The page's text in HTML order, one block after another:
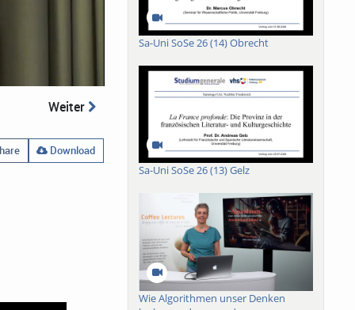
Weiter
Download
Sa-Uni SoSe 26 (14) Obrecht
Sa-Uni SoSe 26 (13) Gelz
Wie Algorithmen unser Denken